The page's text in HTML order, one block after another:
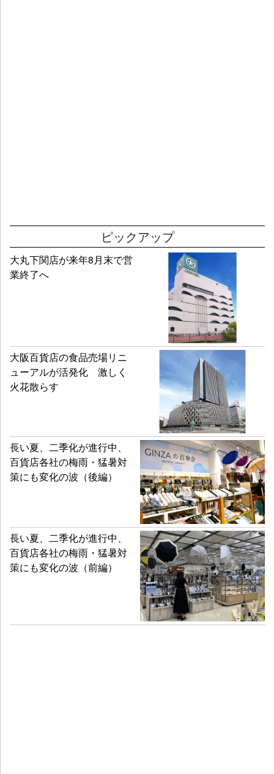
ピックアップ
大丸下関店が来年8月末で営
業終了へ
大阪百貨店の食品売場リニ
ューアルが活発化 激しく
火花散らす
長い夏、二季化が進行中、
百貨店各社の梅雨・猛暑対
策にも変化の波（後編）
長い夏、二季化が進行中、
百貨店各社の梅雨・猛暑対
策にも変化の波（前編）